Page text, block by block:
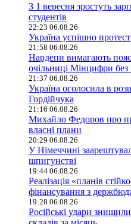
З 1 вересня зростуть
студентів
22:23 06.08.26
Україна успішно
21:58 06.08.26
Нардепи вимагають
очільниці Мінцифри
21:37 06.08.26
Україна оголосила в
Гордійчука
21:16 06.08.26
Михайло Федоров про
власні плани
20:29 06.08.26
У Німеччині
шпигунстві
19:44 06.08.26
Реалізація «планів
фінансування з
19:28 06.08.26
Російські удари